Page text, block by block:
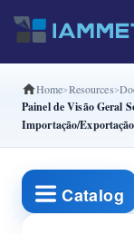
Fase
Home Resources
Painel de Visão Geral
Importação/
Catalog